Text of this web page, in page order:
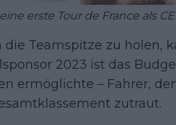
erste Tour de France als
die Teamspitze zu holen,
2023 ist das
ermöglichte – Fahrer,
zutraut.